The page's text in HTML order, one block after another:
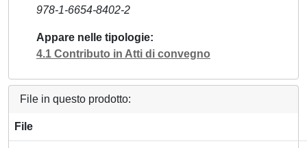
978-1-6654-8402-2
Appare nelle tipologie
4.1 Contributo in Atti di convegno
File in questo prodotto:
File